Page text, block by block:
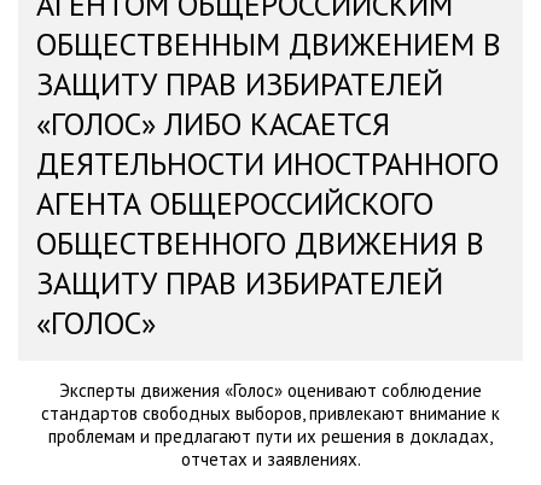
ОБЩЕСТВЕННЫМ ДВИЖЕНИЕМ В
ЗАЩИТУ ПРАВ ИЗБИРАТЕЛЕЙ
«ГОЛОС» ЛИБО КАСАЕТСЯ
ДЕЯТЕЛЬНОСТИ ИНОСТРАННОГО
АГЕНТА ОБЩЕРОССИЙСКОГО
ОБЩЕСТВЕННОГО ДВИЖЕНИЯ В
ЗАЩИТУ ПРАВ ИЗБИРАТЕЛЕЙ
«ГОЛОС»
Эксперты движения «Голос» оценивают соблюдение
стандартов свободных выборов, привлекают внимание к
проблемам и предлагают пути их решения в докладах,
отчетах и заявлениях.